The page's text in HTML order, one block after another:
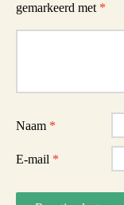
gemarkeerd met *
Naam *
E-mail *